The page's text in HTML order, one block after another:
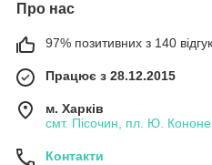
Про нас
97% позитивних з 140
Працює з 28.12.2015
м. Харків
смт. Пісочин, пл. Ю.
Контакти